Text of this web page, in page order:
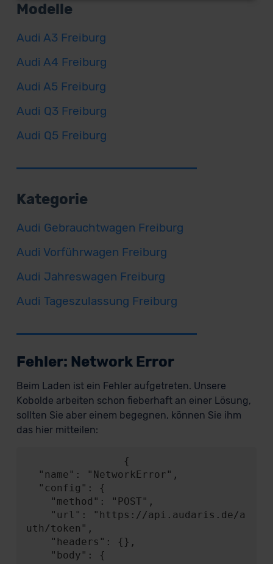
Modelle
Audi A3 Freiburg
Audi A4 Freiburg
Audi A5 Freiburg
Audi Q3 Freiburg
Audi Q5 Freiburg
Kategorie
Audi Gebrauchtwagen Freiburg
Audi Vorführwagen Freiburg
Audi Jahreswagen Freiburg
Audi Tageszulassung Freiburg
Fehler: Network Error
Beim Laden ist ein Fehler aufgetreten. Unsere
Kobolde arbeiten schon fieberhaft an einer Lösung,
sollten Sie aber einem begegnen, können Sie ihm
das hier mitteilen:
uth/token",